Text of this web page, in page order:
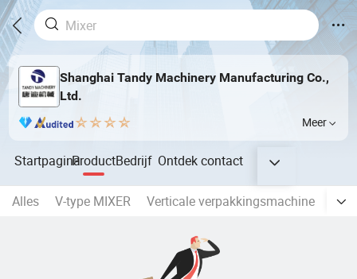
Shanghai Tandy Machinery Manufacturing Co.,
Ltd.
Meer
StartpaginaProductBedrijf Ontdekcontact
Alles V-type MIXER Verticale verpakkingsmachine